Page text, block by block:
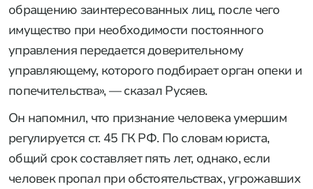
обращению заинтересованных лиц, после чего
имущество при необходимости постоянного
управления передается доверительному
управляющему, которого подбирает орган опеки и
попечительства», — сказал Русяев.
Он напомнил, что признание человека умершим
регулируется ст. 45 ГК РФ. По словам юриста,
общий срок составляет пять лет, однако, если
человек пропал при обстоятельствах, угрожавших